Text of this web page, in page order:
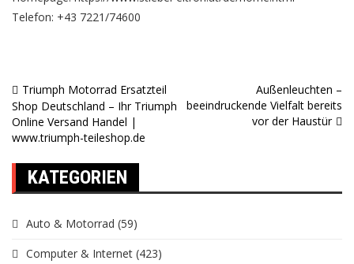
Telefon: +43 7221/74600
Beitragsnavigation
Triumph Motorrad Ersatzteil
Shop Deutschland – Ihr Triumph
Online Versand Handel |
www.triumph-teileshop.de
Außenleuchten –
beeindruckende Vielfalt bereits
vor der Haustür
KATEGORIEN
Auto & Motorrad (59)
Computer & Internet (423)